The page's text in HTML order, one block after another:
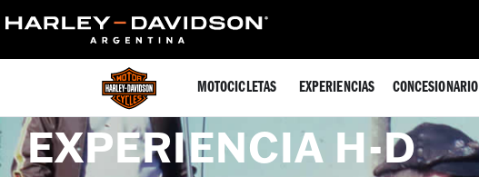
MOTOCICLETAS EXPERIENCIAS CONCESIONARIO
EXPERIENCIA H-D